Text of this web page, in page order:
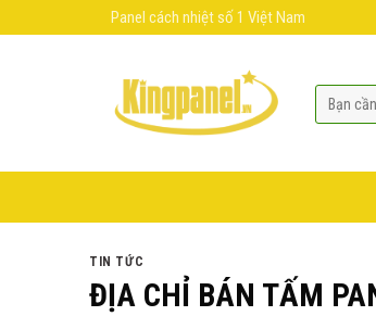
Panel cách nhiệt số 1 Việt Nam
TIN TỨC
ĐỊA CHỈ BÁN TẤM